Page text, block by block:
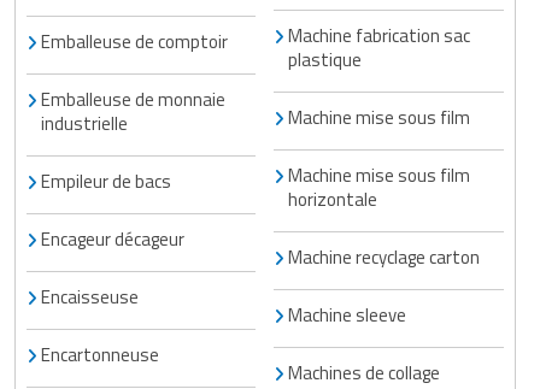
Emballeuse de comptoir
Emballeuse de monnaie
industrielle
Empileur de bacs
Encageur décageur
Encaisseuse
Encartonneuse
Machine fabrication sac
plastique
Machine mise sous film
Machine mise sous film
horizontale
Machine recyclage carton
Machine sleeve
Machines de collage